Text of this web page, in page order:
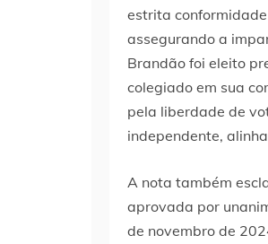
estrita
assegurando a
Brandão foi eleito
colegiado em sua
pela liberdade de
independente,
A nota também
aprovada por
de novembro de